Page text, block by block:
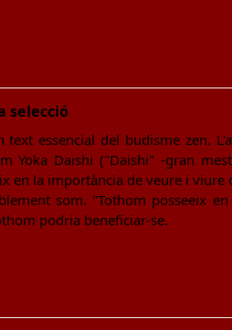
selecció
text essencial del budisme zen.
Yoka Daishi ("Daishi" -gran
en la importància de veure i
som. "Tothom posseeix
podria beneficiar-se.